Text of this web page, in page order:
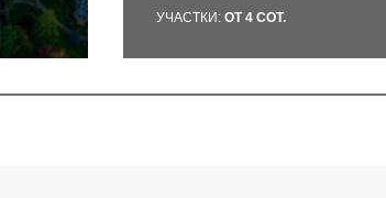
УЧАСТКИ: ОТ 4 СОТ.